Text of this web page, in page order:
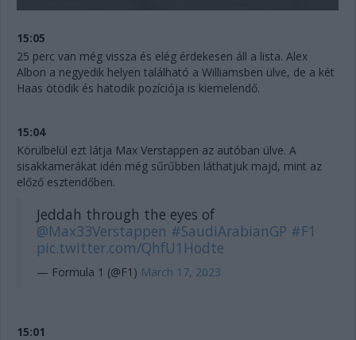
15:05
25 perc van még vissza és elég érdekesen áll a lista. Alex
Albon a negyedik helyen található a Williamsben ülve, de a két
Haas ötödik és hatodik pozíciója is kiemelendő.
15:04
Körülbelül ezt látja Max Verstappen az autóban ülve. A
sisakkamerákat idén még sűrűbben láthatjuk majd, mint az
előző esztendőben.
Jeddah through the eyes of
@Max33Verstappen #SaudiArabianGP #F1
pic.twitter.com/QhfU1Hodte
— Formula 1 (@F1) March 17, 2023
15:01